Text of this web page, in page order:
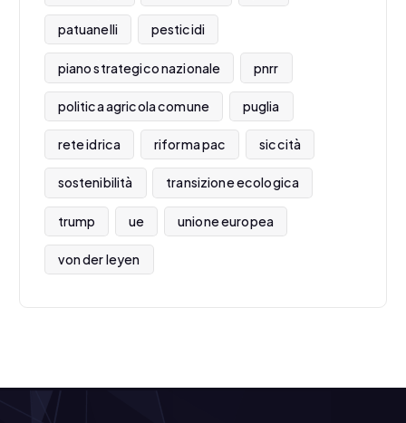
patuanelli pesticidi
piano strategico nazionale pnrr
politica agricola comune puglia
rete idrica riforma pac siccità
sostenibilità transizione ecologica
trump ue unione europea
von der leyen